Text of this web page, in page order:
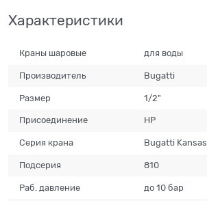
Характеристики
Краны шаровые для воды
Производитель Bugatti
Размер 1/2"
Присоединение НР
Серия крана Bugatti Kansas
Подсерия 810
Раб. давление до 10 бар